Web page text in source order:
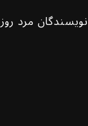
نویسندگان مرد روز